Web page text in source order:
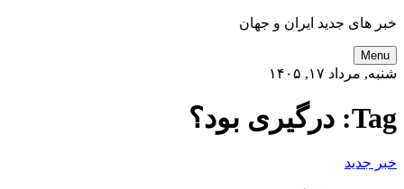
خبر های جدید ایران و جهان
Menu
شنبه, مرداد ۱۷, ۱۴۰۵
Tag: درگیری بود؟
خبر جدید